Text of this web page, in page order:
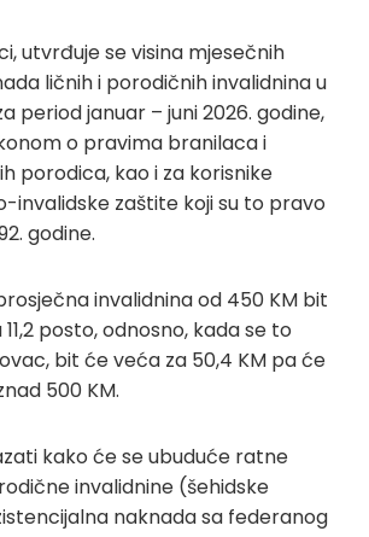
utvrđuje se visina mjesečnih
ličnih i porodičnih invalidnina u
period januar – juni 2026. godine,
o pravima branilaca i
porodica, kao i za korisnike
invalidske zaštite koji su to pravo
godine.
invalidnina od 450 KM bit
posto, odnosno, kada se to
bit će veća za 50,4 KM pa će
500 KM.
kako će se ubuduće ratne
invalidnine (šehidske
naknada sa federanog